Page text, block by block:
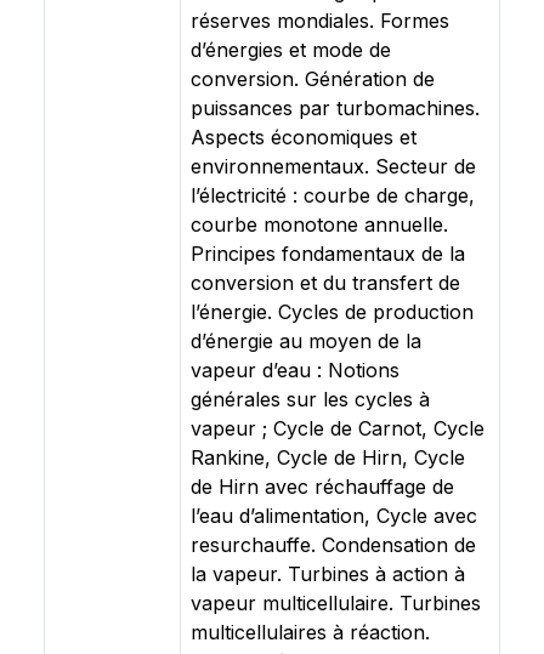
réserves mondiales. Formes
d’énergies et mode de
conversion. Génération de
puissances par turbomachines.
Aspects économiques et
environnementaux. Secteur de
l’électricité : courbe de charge,
courbe monotone annuelle.
Principes fondamentaux de la
conversion et du transfert de
l’énergie. Cycles de production
d’énergie au moyen de la
vapeur d’eau : Notions
générales sur les cycles à
vapeur ; Cycle de Carnot, Cycle
Rankine, Cycle de Hirn, Cycle
de Hirn avec réchauffage de
l’eau d’alimentation, Cycle avec
resurchauffe. Condensation de
la vapeur. Turbines à action à
vapeur multicellulaire. Turbines
multicellulaires à réaction.